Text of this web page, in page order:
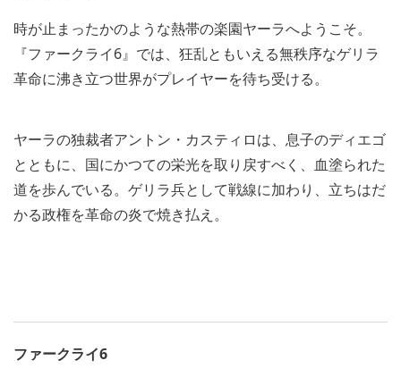
時が止まったかのような熱帯の楽園ヤーラへようこそ。
『ファークライ6』では、狂乱ともいえる無秩序なゲリラ
革命に沸き立つ世界がプレイヤーを待ち受ける。
ヤーラの独裁者アントン・カスティロは、息子のディエゴ
とともに、国にかつての栄光を取り戻すべく、血塗られた
道を歩んでいる。ゲリラ兵として戦線に加わり、立ちはだ
かる政権を革命の炎で焼き払え。
ファークライ6